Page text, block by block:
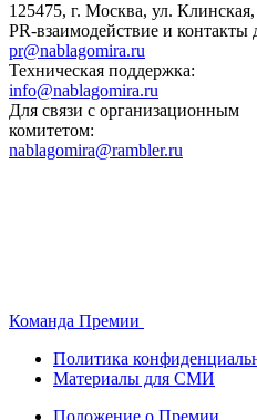
125475, г. Москва, ул.
PR-взаимодействие и контакты
pr@nablagomira.ru
Техническая поддержка:
info@nablagomira.ru
Для связи с организационным
комитетом:
nablagomira@rambler.ru
Команда Премии
Политика
Материалы для СМИ
Положение о Премии